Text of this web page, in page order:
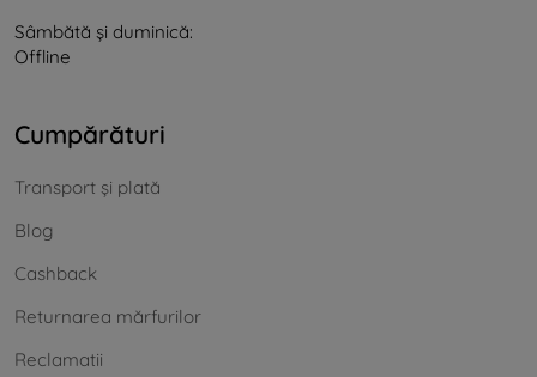
Sâmbătă și duminică:
Offline
Cumpărături
Transport și plată
Blog
Cashback
Returnarea mărfurilor
Reclamatii